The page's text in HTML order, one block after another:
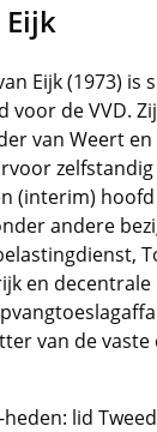
Eijk
Eijk (1973) is
voor de VVD.
van Weert
(interim)
andere
en decentrale
van de
lid